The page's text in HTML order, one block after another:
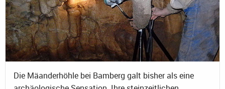
Die Mäanderhöhle bei Bamberg galt bisher als eine